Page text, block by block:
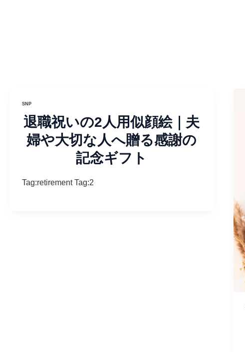
SNP
退職祝いの2人用似顔絵｜夫
婦や大切な人へ贈る感謝の
記念ギフト
Tag:retirement Tag:2